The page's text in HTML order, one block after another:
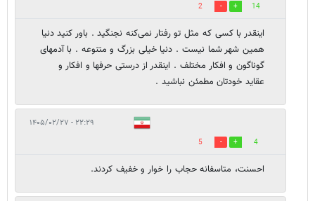
14
2
اینقدر با کسی که مثل تو رفتار نمی‌کنه نجنگید . باور کنید دنیا
همین شهر شما نیست . دنیا خیلی بزرگ و متنوعه . با آدمهای
گوناگون و افکار مختلف . اینقدر از درستی حرفها و افکار و
عقاید خودتان مطمئن نباشید .
۲۲:۲۹ - ۱۴۰۵/۰۲/۲۷
4
5
احسنت، متاسفانه حجاب را خوار و خفیف کردند.